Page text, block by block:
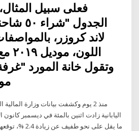
فعلى سبيل
الجدول
لاند كروزر،
وتقول خانة المورد
منذ 2 يوم وكشفت بيانات وزارة
اليابانية زادت اثنين بالمئة في ديسمبر
ما يقل على نحو